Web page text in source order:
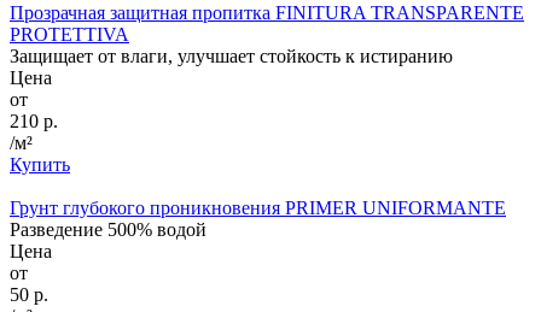
Прозрачная защитная пропитка FINITURA TRANSPARENTE
PROTETTIVA
Защищает от влаги, улучшает стойкость к истиранию
Цена
от
210 р.
/м²
Купить
Грунт глубокого проникновения PRIMER UNIFORMANTE
Разведение 500% водой
Цена
от
50 р.